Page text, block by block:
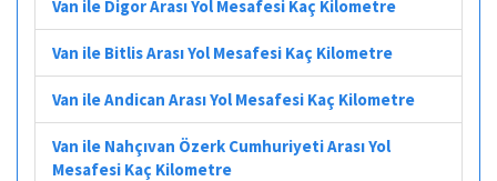
Van ile Digor Arası Yol Mesafesi Kaç Kilometre
Van ile Bitlis Arası Yol Mesafesi Kaç Kilometre
Van ile Andican Arası Yol Mesafesi Kaç Kilometre
Van ile Nahçıvan Özerk Cumhuriyeti Arası Yol
Mesafesi Kaç Kilometre